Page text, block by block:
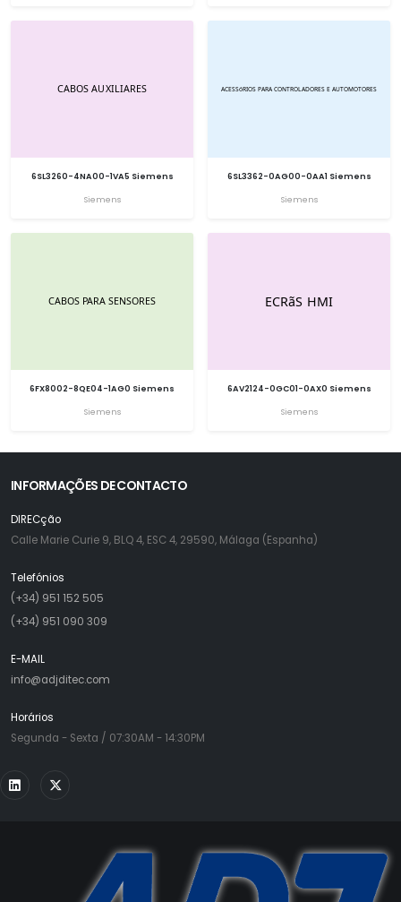
6SL3260-4NA00-1VA5 Siemens
Siemens
6SL3362-0AG00-0AA1 Siemens
Siemens
6FX8002-8QE04-1AG0 Siemens
Siemens
6AV2124-0GC01-0AX0 Siemens
Siemens
INFORMAÇÕES DE CONTACTO
DIRECção
Calle Marie Curie 9, BLQ 4, ESC 4, 29590, Málaga (Espanha)
Telefónios
(+34) 951 152 505
(+34) 951 090 309
E-MAIL
info@adjditec.com
Horários
Segunda - Sexta / 07:30AM - 14:30PM